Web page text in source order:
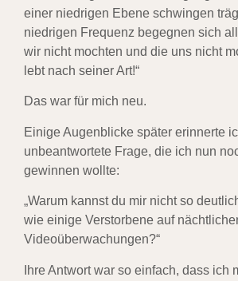
einer niedrigen Ebene schwingen
niedrigen Frequenz begegnen sich
wir nicht mochten und die uns nicht
lebt nach seiner Art!“
Das war für mich neu.
Einige Augenblicke später erinnerte
unbeantwortete Frage, die ich nun
gewinnen wollte:
„Warum kannst du mir nicht so
wie einige Verstorbene auf
Videoüberwachungen?“
Ihre Antwort war so einfach, dass ich